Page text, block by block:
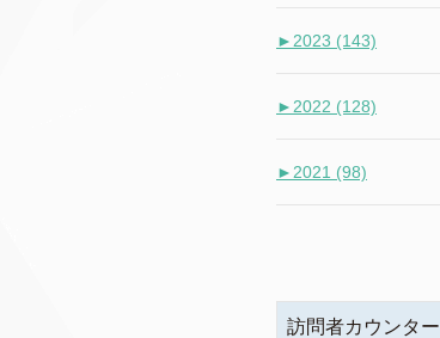
► 2023 (143)
► 2022 (128)
► 2021 (98)
訪問者カウンター